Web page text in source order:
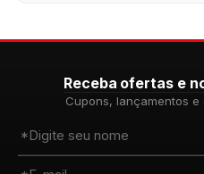
Receba ofertas e
Cupons, lançamentos e